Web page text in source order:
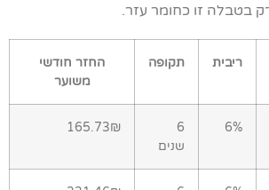
בטבלה זו כחומר עזר.
ריבית תקופה
החזר חודשי
משוער
6%
6
שנים
165.73₪